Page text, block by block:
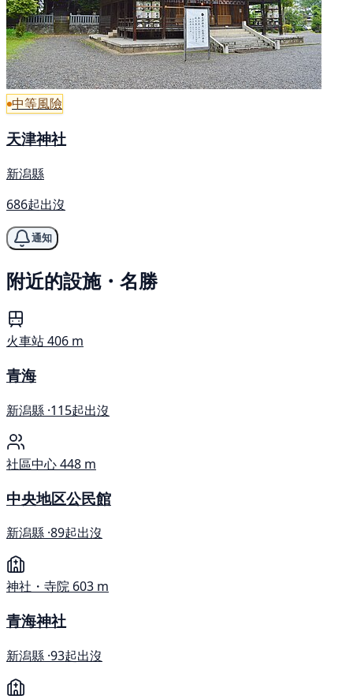
中等風險
天津神社
新潟縣
686起出沒
通知
附近的設施・名勝
火車站406 m
青海
新潟縣 ·115起出沒
社區中心448 m
中央地区公民館
新潟縣 ·89起出沒
神社・寺院 603 m
青海神社
新潟縣 ·93起出沒